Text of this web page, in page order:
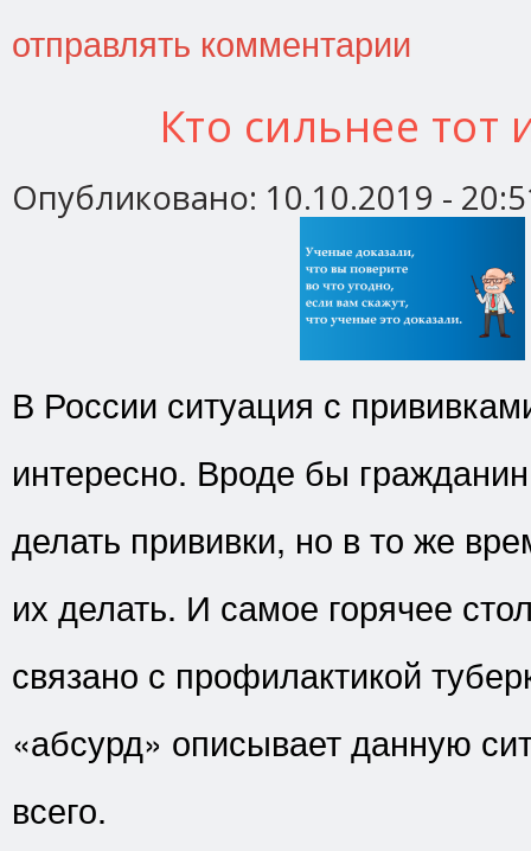
отправлять комментарии
Кто сильнее тот
Опубликовано: 10.10.2019 -
В России ситуация с
интересно. Вроде бы
делать прививки, но в то же
их делать. И самое горячее
связано с профилактикой
«абсурд» описывает данную
всего.